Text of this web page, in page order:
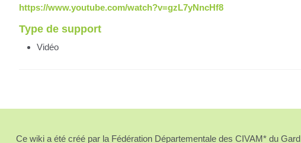
https://www.youtube.com/watch?v=gzL7yNncHf8
Type de support
Vidéo
Ce wiki a été créé par la Fédération Départementale des CIVAM* du Gard